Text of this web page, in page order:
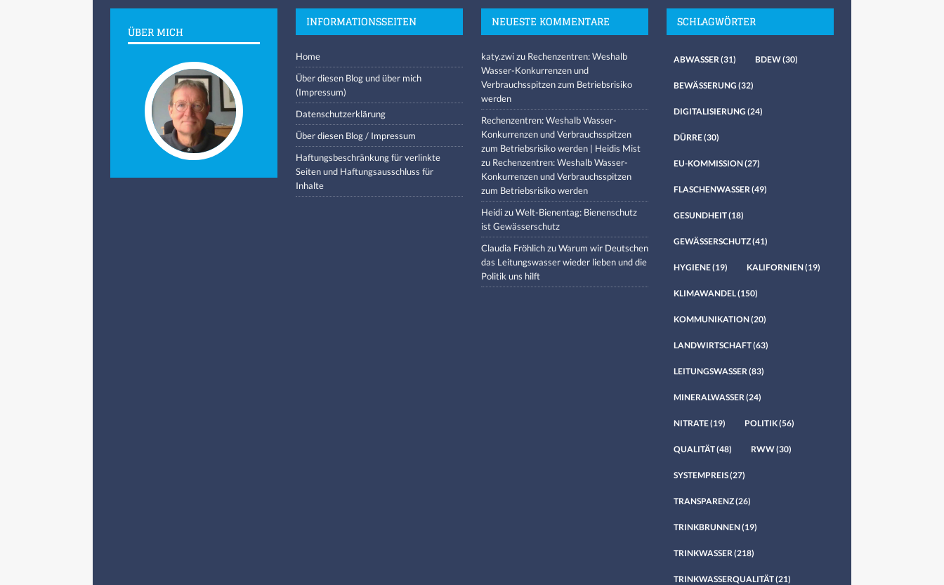
ÜBER MICH
INFORMATIONSSEITEN
Home
Über diesen Blog und über mich
(Impressum)
Datenschutzerklärung
Über diesen Blog / Impressum
Haftungsbeschränkung für verlinkte
Seiten und Haftungsausschluss für
Inhalte
NEUESTE KOMMENTARE
katy.zwizu Rechenzentren: Weshalb
Wasser-Konkurrenzen und
Verbrauchsspitzen zum Betriebsrisiko
werden
Rechenzentren: Weshalb Wasser-
Konkurrenzen und Verbrauchsspitzen
zum Betriebsrisiko werden | Heidis Mist
zu Rechenzentren: Weshalb Wasser-
Konkurrenzen und Verbrauchsspitzen
zum Betriebsrisiko werden
HeidizuWelt-Bienentag: Bienenschutz
ist Gewässerschutz
Claudia FröhlichzuWarum wir Deutschen
das Leitungswasser wieder lieben und die
Politik uns hilft
SCHLAGWÖRTER
ABWASSER (31) BDEW(30)
BEWÄSSERUNG (32)
DIGITALISIERUNG (24)
DÜRRE(30)
EU-KOMMISSION(27)
FLASCHENWASSER (49)
GESUNDHEIT(18)
GEWÄSSERSCHUTZ(41)
HYGIENE(19) KALIFORNIEN(19)
KLIMAWANDEL(150)
KOMMUNIKATION(20)
LANDWIRTSCHAFT(63)
LEITUNGSWASSER (83)
MINERALWASSER (24)
NITRATE(19) POLITIK(56)
QUALITÄT(48) RWW(30)
SYSTEMPREIS(27)
TRANSPARENZ(26)
TRINKBRUNNEN(19)
TRINKWASSER (218)
TRINKWASSERQUALITÄT(21)